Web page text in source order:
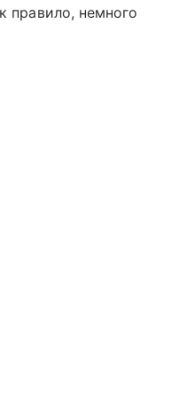
правило, немного